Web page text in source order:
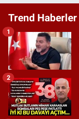
Trend Haberler
1
2